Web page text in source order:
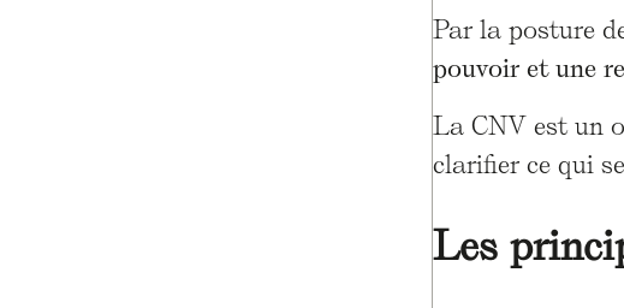
Par la posture
pouvoir et une
La CNV est un
clarifier ce qui
Les